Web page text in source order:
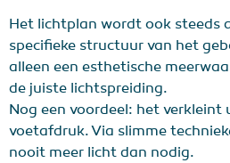
Het lichtplan wordt ook steeds
specifieke structuur van het
alleen een esthetische
de juiste lichtspreiding.
Nog een voordeel: het verkleint
voetafdruk. Via slimme
nooit meer licht dan nodig.